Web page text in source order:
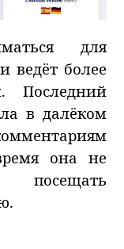
для
ведёт более
Последний
в далёком
она не